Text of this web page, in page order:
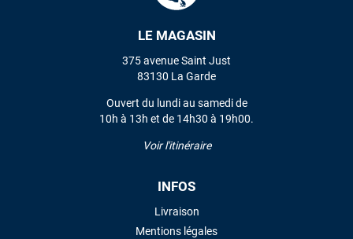
LE MAGASIN
375 avenue Saint Just
83130 La Garde
Ouvert du lundi au samedi de
10h à 13h et de 14h30 à 19h00.
Voir l'itinéraire
INFOS
Livraison
Mentions légales
VOIR TOUS LES AVIS
LAISSER UN AVIS